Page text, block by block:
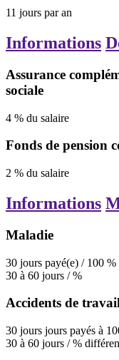
11 jours par an
Informations
Assurance
sociale
4 % du salaire
Fonds de pension
2 % du salaire
Informations
Maladie
30 jours payé(e) / 100 %
30 à 60 jours /%
Accidents de
30 jours jours payés à
30 à 60 jours /%